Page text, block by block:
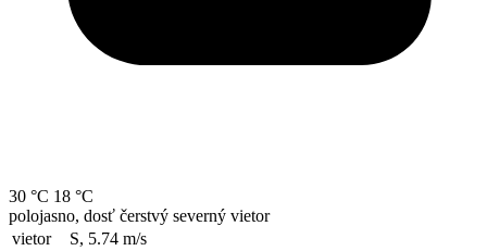
30 °C 18 °C
polojasno, dosť čerstvý severný vietor
vietor
S, 5.74 m/s